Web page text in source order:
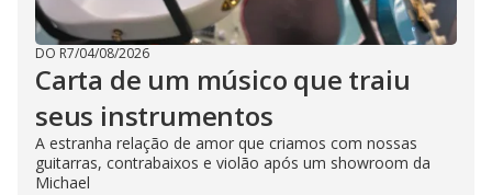
DO R7/04/08/2026
Carta de um músico que traiu
seus instrumentos
A estranha relação de amor que criamos com nossas
guitarras, contrabaixos e violão após um showroom da
Michael